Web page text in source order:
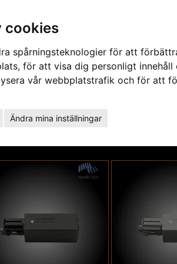
cookies
spårningsteknologier för att
för att visa dig personligt innehåll
vår webbplatstrafik och för att
Ändra mina inställningar
Nyheter Om Ljusteknik